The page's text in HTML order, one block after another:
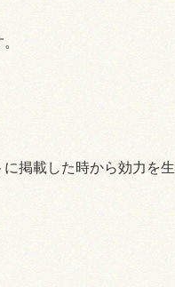
掲載した時から効力を生